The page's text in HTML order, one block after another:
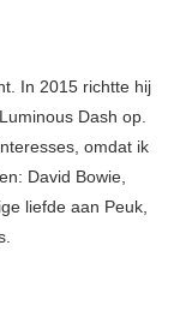
In 2015 richtte hij
Dash op.
omdat ik
David Bowie,
liefde aan Peuk,